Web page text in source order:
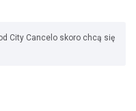
City Cancelo skoro chcą się